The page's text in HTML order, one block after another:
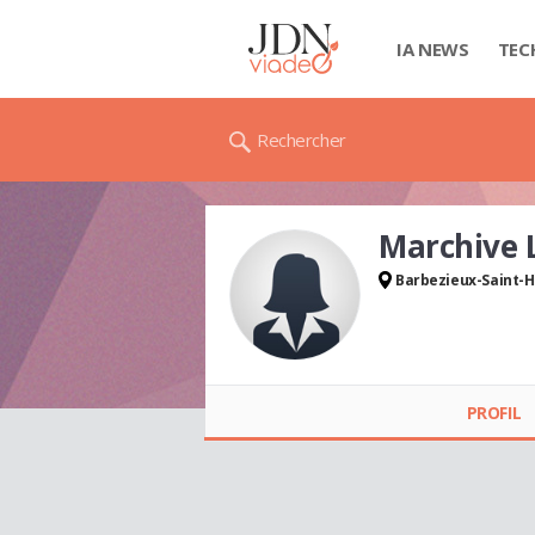
IA NEWS
Rechercher
Marchive
Barbezieux-Saint-
PROFIL